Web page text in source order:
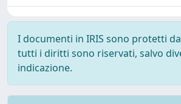
I documenti in IRIS sono protetti
tutti i diritti sono riservati, salvo
indicazione.